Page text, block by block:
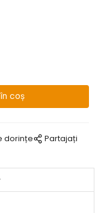
dorințe Partajați